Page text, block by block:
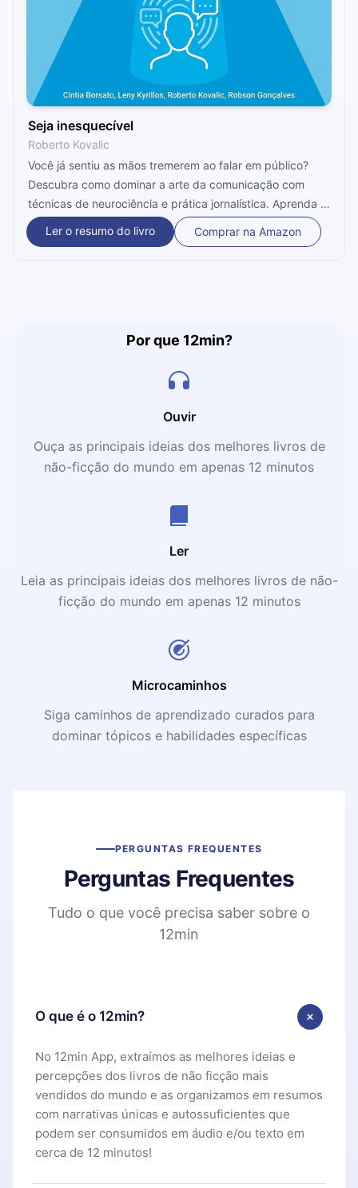
Seja inesquecível
Roberto‌ ‌Kovalic
Você já sentiu as mãos tremerem ao falar em público?
Descubra como dominar a arte da comunicação com
técnicas de neurociência e prática jornalística. Aprenda a
transformar o medo em autoconfiança e esteja pronto
para brilhar em qualquer oportunidade, inclusive naquele
Ler o resumo do livro Comprar na Amazon
Por que 12min?
Ouvir
Ouça as principais ideias dos melhores livros de
não-ficção do mundo em apenas 12 minutos
Ler
Leia as principais ideias dos melhores livros de não-
ficção do mundo em apenas 12 minutos
Microcaminhos
Siga caminhos de aprendizado curados para
dominar tópicos e habilidades específicas
PERGUNTAS FREQUENTES
Perguntas Frequentes
Tudo o que você precisa saber sobre o
12min
O que é o 12min?
No 12min App, extraímos as melhores ideias e
percepções dos livros de não ficção mais
vendidos do mundo e as organizamos em resumos
com narrativas únicas e autossuficientes que
podem ser consumidos em áudio e/ou texto em
cerca de 12 minutos!